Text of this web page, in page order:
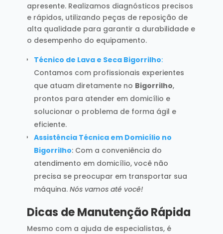
apresente. Realizamos diagnósticos precisos
e rápidos, utilizando peças de reposição de
alta qualidade para garantir a durabilidade e
o desempenho do equipamento.
Técnico de Lava e Seca Bigorrilho:
Contamos com profissionais experientes
que atuam diretamente no Bigorrilho,
prontos para atender em domicílio e
solucionar o problema de forma ágil e
eficiente.
Assistência Técnica em Domicílio no
Bigorrilho: Com a conveniência do
atendimento em domicílio, você não
precisa se preocupar em transportar sua
máquina. Nós vamos até você!
Dicas de Manutenção Rápida
Mesmo com a ajuda de especialistas, é